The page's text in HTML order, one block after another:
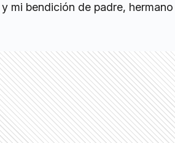
mi bendición de padre, hermano